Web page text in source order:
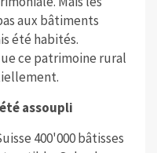
aux bâtiments
été habités.
ce patrimoine rural
assoupli
400'000 bâtisses